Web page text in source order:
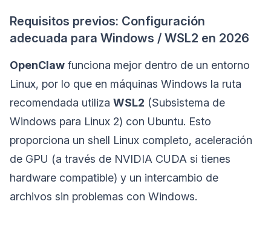
Requisitos previos: Configuración
adecuada para Windows / WSL2 en 2026
OpenClaw funciona mejor dentro de un entorno
Linux, por lo que en máquinas Windows la ruta
recomendada utiliza WSL2 (Subsistema de
Windows para Linux 2) con Ubuntu. Esto
proporciona un shell Linux completo, aceleración
de GPU (a través de NVIDIA CUDA si tienes
hardware compatible) y un intercambio de
archivos sin problemas con Windows.